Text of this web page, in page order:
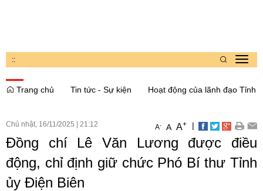
::
Trang chủ
Tin tức - Sự kiện Hoạt động của lãnh đạo Tỉnh
Chủ nhật, 16/11/2025 21:12 A- A A+ |
Đồng chí Lê Văn Lương được điều
động, chỉ định giữ chức Phó Bí thư Tỉnh
ủy Điện Biên